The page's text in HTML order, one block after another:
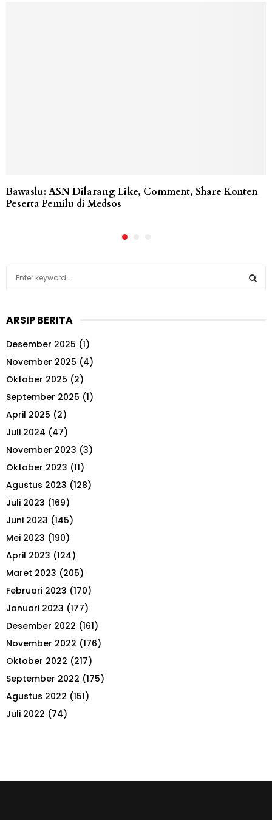
Bawaslu: ASN Dilarang Like, Comment, Share Konten
Peserta Pemilu di Medsos
c
f
o
r
ARSIP BERITA
Desember 2025 (1)
November 2025 (4)
Oktober 2025 (2)
September 2025 (1)
April 2025 (2)
Juli 2024 (47)
November 2023 (3)
Oktober 2023 (11)
Agustus 2023 (128)
Juli 2023 (169)
Juni 2023 (145)
Mei 2023 (190)
April 2023 (124)
Maret 2023 (205)
Februari 2023 (170)
Januari 2023 (177)
Desember 2022 (161)
November 2022 (176)
Oktober 2022 (217)
September 2022 (175)
Agustus 2022 (151)
Juli 2022 (74)